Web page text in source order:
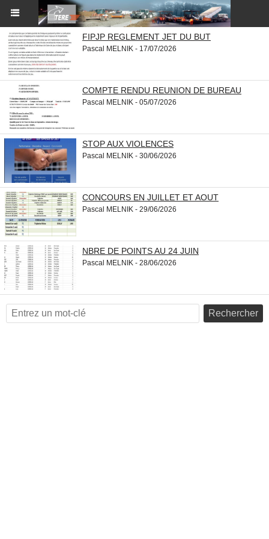
FIPJP REGLEMENT JET DU BUT
Pascal MELNIK - 17/07/2026
COMPTE RENDU REUNION DE BUREAU
Pascal MELNIK - 05/07/2026
STOP AUX VIOLENCES
Pascal MELNIK - 30/06/2026
CONCOURS EN JUILLET ET AOUT
Pascal MELNIK - 29/06/2026
NBRE DE POINTS AU 24 JUIN
Pascal MELNIK - 28/06/2026
Rechercher